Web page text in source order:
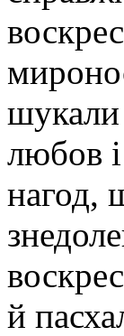
любов
нагод,
й